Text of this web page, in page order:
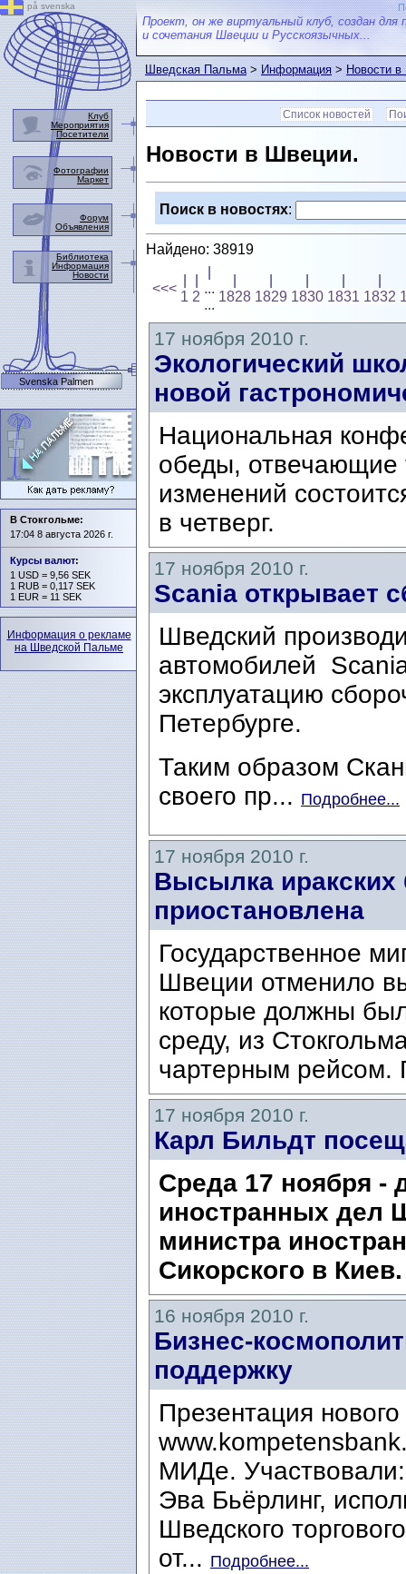
Проект, он же виртуальный клуб, создан для
и сочетания Швеции и Русскоязычных...
Шведская Пальма>Информация>Новости
Список новостей
Новости в Швеции.
Поиск в новостях:
Найдено: 38919
<<<
1 2
...
...
1828 1829 1830 1831 1832
17 ноября 2010 г.
Экологический
новой
Национальная
обеды, отвечающие
изменений
в четверг.
17 ноября 2010 г.
Scania открывает
Шведский
автомобилей
эксплуатацию
Петербурге.
Таким образом
своего пр... Подробнее...
17 ноября 2010 г.
Высылка
приостановлена
Государственное
Швеции отменило
которые должны
среду, из
чартерным рейсом.
17 ноября 2010 г.
Карл Бильдт
Среда 17 ноября -
иностранных дел
министра
Сикорского в
16 ноября 2010 г.
Бизнес-
поддержку
Презентация
МИДе.
Эва Бьёрлинг,
Шведского
от... Подробнее...
på svenska
Клуб
Мероприятия
Посетители
Фотографии
Маркет
Форум
Объявления
Библиотека
Информация
Новости
Svenska Palmen
В Стокгольме:
17:04 8 августа 2026 г.
Курсы валют:
1 USD = 9,56 SEK
1 RUB = 0,117 SEK
1 EUR = 11 SEK
Информация о рекламе
на Шведской Пальме